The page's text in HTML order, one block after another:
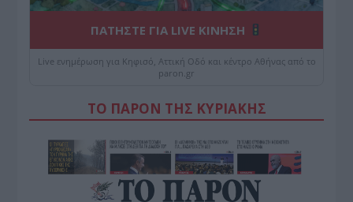
ΠΑΤΗΣΤΕ ΓΙΑ LIVE ΚΙΝΗΣΗ
Live ενημέρωση για Κηφισό, Αττική Οδό και κέντρο Αθήνας από το
paron.gr
ΤΟ ΠΑΡΟΝ ΤΗΣ ΚΥΡΙΑΚΗΣ